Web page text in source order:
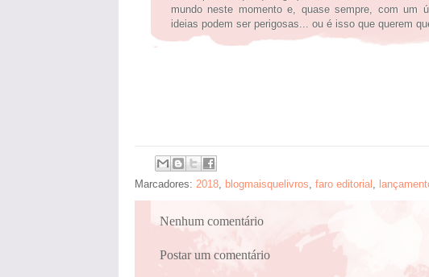
mundo neste momento e, quase sempre, com um
ideias podem ser perigosas... ou é isso que querem
Marcadores: 2018, blogmaisquelivros, faro editorial ,
Nenhum comentário
Postar um comentário